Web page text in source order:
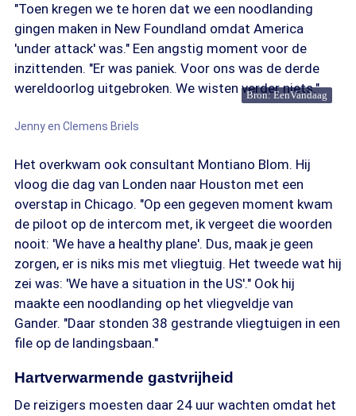
"Toen kregen we te horen dat we een noodlanding
gingen maken in New Foundland omdat America
'under attack' was." Een angstig moment voor de
inzittenden. "Er was paniek. Voor ons was de derde
wereldoorlog uitgebroken. We wisten verder niets."
Bron: EenVandaag
Jenny en Clemens Briels
Het overkwam ook consultant Montiano Blom. Hij
vloog die dag van Londen naar Houston met een
overstap in Chicago. "Op een gegeven moment kwam
de piloot op de intercom met, ik vergeet die woorden
nooit: 'We have a healthy plane'. Dus, maak je geen
zorgen, er is niks mis met vliegtuig. Het tweede wat hij
zei was: 'We have a situation in the US'." Ook hij
maakte een noodlanding op het vliegveldje van
Gander. "Daar stonden 38 gestrande vliegtuigen in een
file op de landingsbaan."
Hartverwarmende gastvrijheid
De reizigers moesten daar 24 uur wachten omdat het